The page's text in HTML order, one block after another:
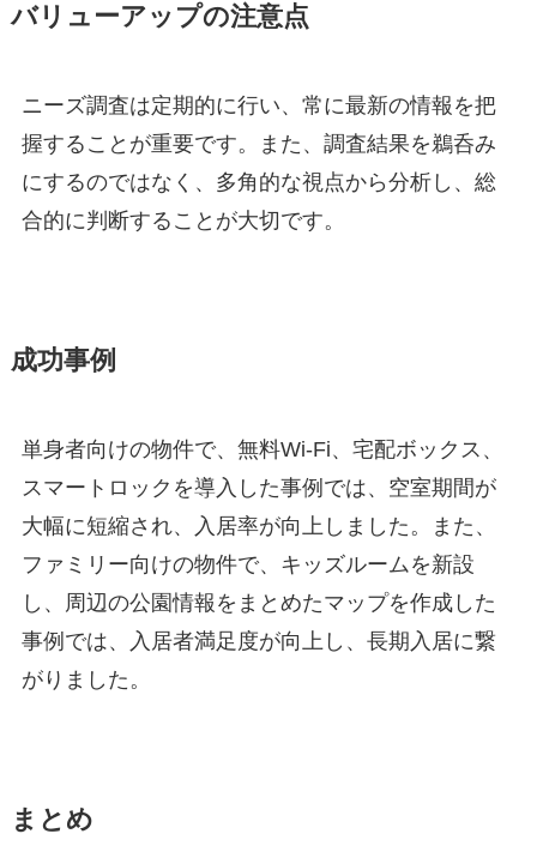
バリューアップの注意点
ニーズ調査は定期的に行い、常に最新の情報を把
握することが重要です。また、調査結果を鵜呑み
にするのではなく、多角的な視点から分析し、総
合的に判断することが大切です。
成功事例
単身者向けの物件で、無料Wi-Fi、宅配ボックス、
スマートロックを導入した事例では、空室期間が
大幅に短縮され、入居率が向上しました。また、
ファミリー向けの物件で、キッズルームを新設
し、周辺の公園情報をまとめたマップを作成した
事例では、入居者満足度が向上し、長期入居に繋
がりました。
まとめ